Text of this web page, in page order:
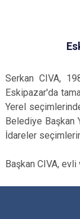
Serkan CIVA,
Eskipazar'da
Yerel
Belediye Başkan
İdareler
Başkan CIVA, evli